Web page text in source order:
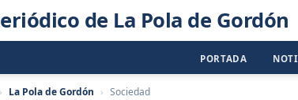
de La Pola de Gordón
PORTADA
› La Pola de Gordón › Sociedad